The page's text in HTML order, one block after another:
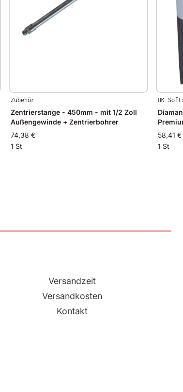
Zubehör
Zentrierstange - 450mm - mit 1/2 Zoll
Außengewinde + Zentrierbohrer
74,38 €
1 St
BK
58,41 €
1 St
Versandzeit
Versandkosten
Kontakt